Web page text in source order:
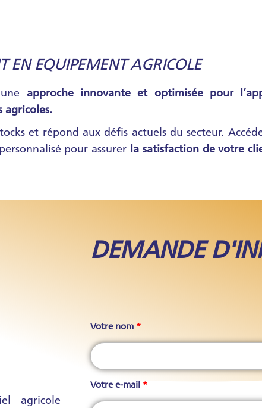
EN EQUIPEMENT AGRICOLE
approche innovante et optimisée pour
agricoles.
et répond aux défis actuels du secteur.
pour assurer la satisfaction de votre
DEMANDE
agricole
Votre nom *
Votre e-mail *